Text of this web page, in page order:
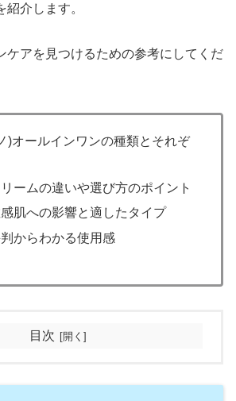
介します。
ケアを見つけるための参考にしてくだ
)オールインワンの種類とそれぞ
ームの違いや選び方のポイント
肌への影響と適したタイプ
からわかる使用感
目次